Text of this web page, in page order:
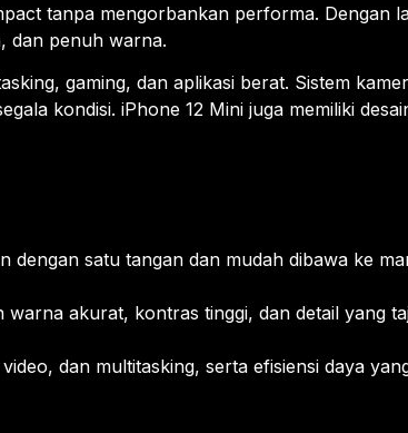
tanpa mengorbankan performa. Dengan
dan penuh warna.
gaming, dan aplikasi berat. Sistem
kondisi. iPhone 12 Mini juga memiliki
satu tangan dan mudah dibawa ke
akurat, kontras tinggi, dan detail yang
dan multitasking, serta efisiensi daya